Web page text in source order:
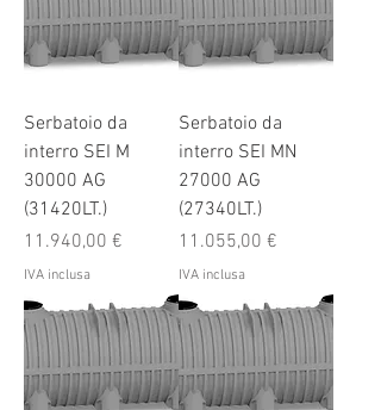
Serbatoio da
interro SEI M
30000 AG
(31420LT.)
Prezzo
11.940,00 €
IVA inclusa
Serbatoio da
interro SEI MN
27000 AG
(27340LT.)
Prezzo
11.055,00 €
IVA inclusa